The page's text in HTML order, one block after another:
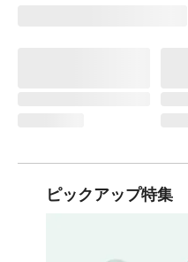
ピックアップ特集